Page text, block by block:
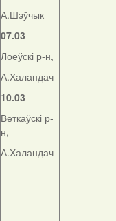
А.Шэўчык
07.03
Лоеўскі р-н,
А.Халандач
10.03
Веткаўскі р-
н,
А.Халандач